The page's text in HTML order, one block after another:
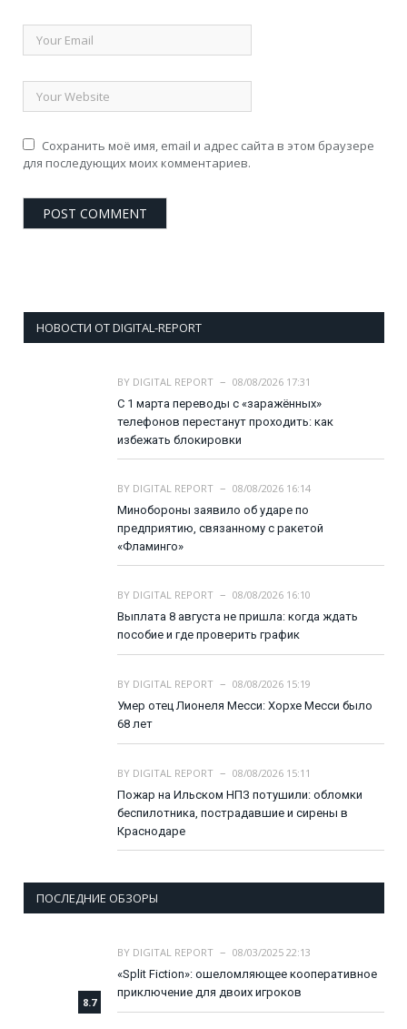
Сохранить моё имя, email и адрес сайта в этом браузере
для последующих моих комментариев.
НОВОСТИ ОТ DIGITAL-REPORT
BY DIGITAL REPORT
08/08/2026 17:31
С 1 марта переводы с «заражённых»
телефонов перестанут проходить: как
избежать блокировки
BY DIGITAL REPORT
08/08/2026 16:14
Минобороны заявило об ударе по
предприятию, связанному с ракетой
«Фламинго»
BY DIGITAL REPORT
08/08/2026 16:10
Выплата 8 августа не пришла: когда ждать
пособие и где проверить график
BY DIGITAL REPORT
08/08/2026 15:19
Умер отец Лионеля Месси: Хорхе Месси было
68 лет
BY DIGITAL REPORT
08/08/2026 15:11
Пожар на Ильском НПЗ потушили: обломки
беспилотника, пострадавшие и сирены в
Краснодаре
ПОСЛЕДНИЕ ОБЗОРЫ
8.7
BY DIGITAL REPORT
08/03/2025 22:13
«Split Fiction»: ошеломляющее кооперативное
приключение для двоих игроков